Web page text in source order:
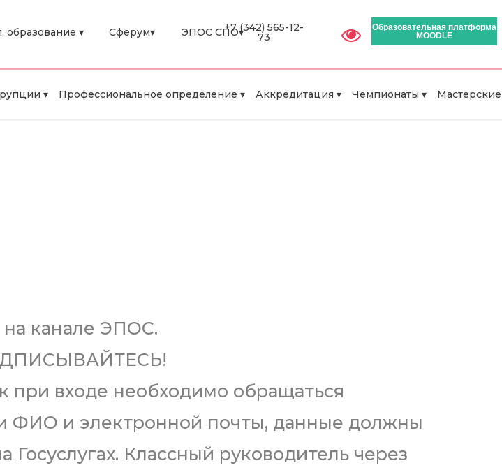
образование ▾ +7 (342) 565-12-
73
Образовательная платформа
MOODLE
ЭПОС СПО▾
Сферум▾
▾ Профессиональное определение ▾ Аккредитация ▾ Чемпионаты ▾ Мастерские
канале ЭПОС.
входе необходимо обращаться
ФИО и электронной почты, данные должны
Классный руководитель через